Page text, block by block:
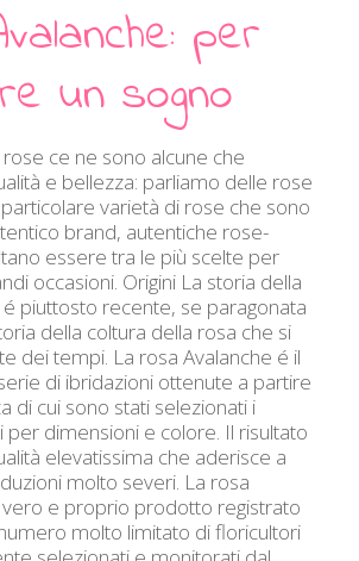
per
un sogno
ce ne sono alcune che
e bellezza: parliamo delle rose
varietà di rose che sono
brand, autentiche rose-
essere tra le più scelte per
occasioni. Origini La storia della
piuttosto recente, se paragonata
della coltura della rosa che si
dei tempi. La rosa Avalanche é il
di ibridazioni ottenute a partire
di cui sono stati selezionati i
per dimensioni e colore. Il risultato
elevatissima che aderisce a
molto severi. La rosa
vero e proprio prodotto registrato
molto limitato di floricultori